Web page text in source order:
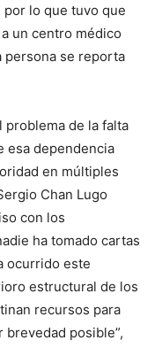
lo que tuvo que
un centro médico
persona se reporta
problema de la falta
esa dependencia
en múltiples
Chan Lugo
con los
ha tomado cartas
ocurrido este
estructural de los
recursos para
brevedad posible”,